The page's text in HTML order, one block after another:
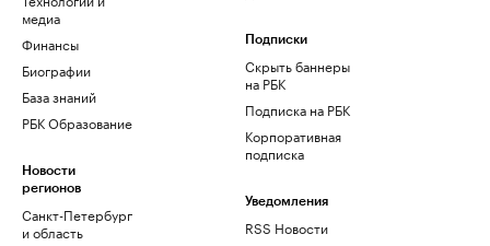
медиа
Финансы
Биографии
База знаний
РБК Образование
Новости
регионов
Санкт-Петербург
и область
Подписки
Скрыть баннеры
на РБК
Подписка на РБК
Корпоративная
подписка
Уведомления
RSS Новости